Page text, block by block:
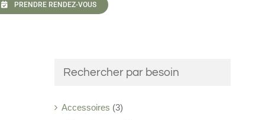
PRENDRE RENDEZ-VOUS
Rechercher par besoin
Accessoires (3)